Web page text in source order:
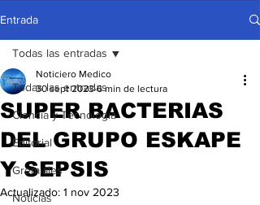
Entrada
Todas las entradas
Ciencia y Tecnología
Editorial
Gremiales
Noticias
Todas las entradas
SUPER BACTERIAS
DEL GRUPO ESKAPE
Y SEPSIS
Noticiero Medico
30 sept 2023 6 min de lectura
Actualizado: 1 nov 2023